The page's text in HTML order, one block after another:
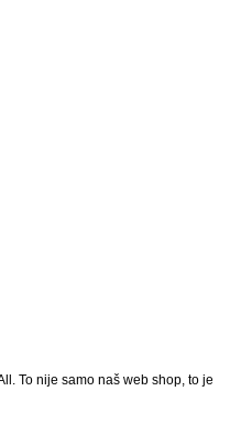
To nije samo naš web shop, to je